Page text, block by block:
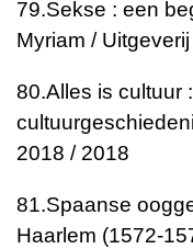
79.Sekse : een
Myriam /
80.Alles is cultuur
2018 / 2018
81.Spaanse
Haarlem (1572-